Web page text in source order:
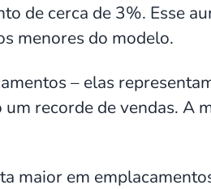
de cerca de 3%. Esse
menores do modelo.
– elas
recorde de vendas. A
maior em